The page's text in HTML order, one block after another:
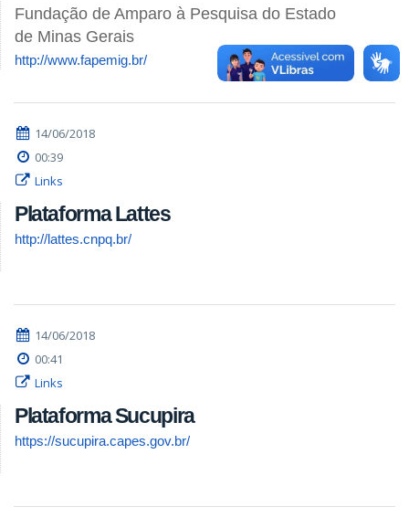
Fundação de Amparo à Pesquisa do Estado
de Minas Gerais
http://www.fapemig.br/
14/06/2018
00:39
Links
Plataforma Lattes
http://lattes.cnpq.br/
14/06/2018
00:41
Links
Plataforma Sucupira
https://sucupira.capes.gov.br/